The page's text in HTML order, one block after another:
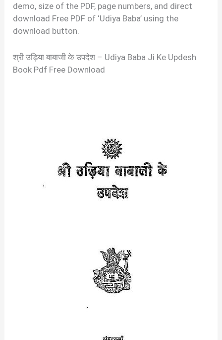
demo, size of the PDF, page numbers, and direct
download Free PDF of ‘Udiya Baba’ using the
download button.
श्री उड़िया बाबाजी के उपदेश – Udiya Baba Ji Ke Updesh
Book Pdf Free Download